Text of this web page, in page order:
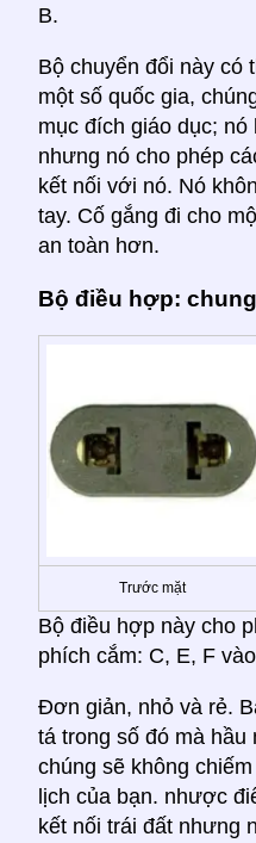
B.
Bộ chuyển đổi này có
một số quốc gia,
mục đích giáo dục;
nhưng nó cho phép
kết nối với nó. Nó
tay. Cố gắng đi cho
an toàn hơn.
Bộ điều hợp: chung
Trước mặt
Bộ điều hợp này cho
phích cắm: C, E, F
Đơn giản, nhỏ và rẻ.
tá trong số đó mà
chúng sẽ không
lịch của bạn. nhược
kết nối trái đất nhưng